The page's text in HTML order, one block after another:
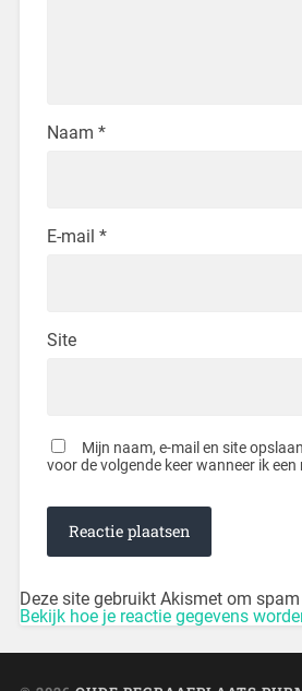
Naam *
E-mail *
Site
Mijn naam, e-mail en site
voor de volgende keer wanneer ik
Deze site gebruikt Akismet om
Bekijk hoe je reactie gegevens